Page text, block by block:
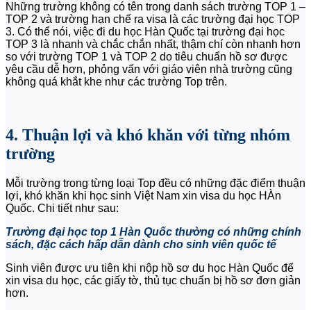
Những trường không có tên trong danh sách trường TOP 1 –
TOP 2 và trường hạn chế ra visa là các trường đại học TOP
3. Có thể nói, việc đi du học Hàn Quốc tại trường đại học
TOP 3 là nhanh và chắc chắn nhất, thậm chí còn nhanh hơn
so với trường TOP 1 và TOP 2 do tiêu chuẩn hồ sơ được
yêu cầu dễ hơn, phỏng vấn với giáo viên nhà trường cũng
không quá khắt khe như các trường Top trên.
4. Thuận lợi và khó khăn với từng nhóm
trường
Mỗi trường trong từng loại Top đều có những đặc điểm thuận
lợi, khó khăn khi học sinh Việt Nam xin visa du học HÀn
Quốc. Chi tiết như sau:
Trường đại học top 1 Hàn Quốc thường có những chính
sách, đặc cách hấp dẫn dành cho sinh viên quốc tế
Sinh viên được ưu tiên khi nộp hồ sơ du học Hàn Quốc để
xin visa du học, các giấy tờ, thủ tục chuẩn bị hồ sơ đơn giản
hơn.